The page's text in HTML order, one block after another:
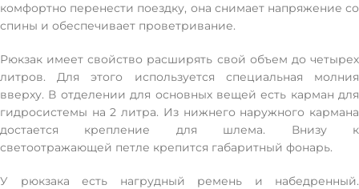
комфортно перенести поездку, она снимает напряжение со
спины и обеспечивает проветривание.
Рюкзак имеет свойство расширять свой объем до четырех
литров. Для этого используется специальная молния
вверху. В отделении для основных вещей есть карман для
гидросистемы на 2 литра. Из нижнего наружного кармана
достается крепление для шлема. Внизу к
светоотражающей петле крепится габаритный фонарь.
У рюкзака есть нагрудный ремень и набедренный.